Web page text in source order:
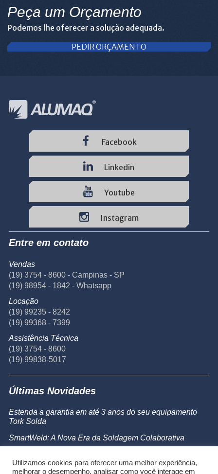
Peça um Orçamento
Podemos lhe oferecer a solução adequada.
PEDIR ORÇAMENTO
Facebook
Linkedin
Youtube
Instagram
Entre em contato
Vendas
(19) 3754 - 8600 - Campinas - SP
(19) 98954 - 1842 - Whatsapp
Locação
(19) 99235 - 8242
(19) 99368 - 7399
Assistência Técnica
(19) 3754 - 8600
(19) 99838-5017
Últimas Novidades
Estenda a garantia em até 3 anos do seu equipamento
Tork Solda
SmartWeld: A Nova Era da Soldagem Colaborativa
Powermax 45 SYNC
Utilizamos cookies para oferecer uma melhor experiência,
melhorar o desempenho, analisar como você interage em